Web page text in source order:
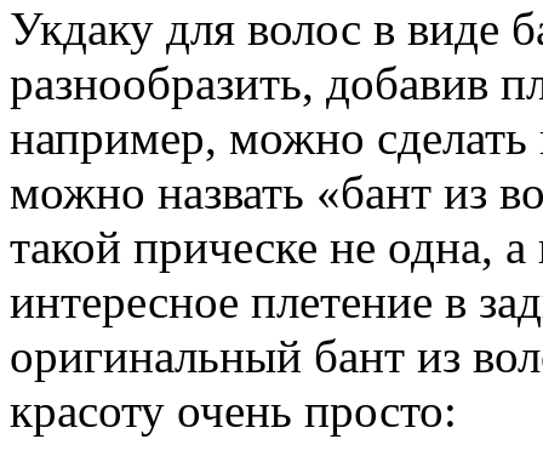
Укдаку для волос в виде
разнообразить, добавив
например, можно
можно назвать «бант из
такой прическе не одна,
интересное плетение в
оригинальный бант из
красоту очень просто: